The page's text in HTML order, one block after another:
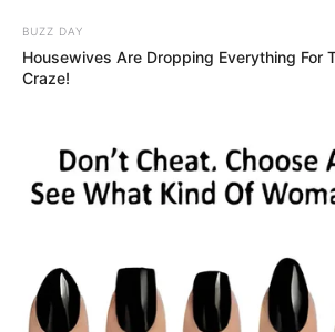
A Puskás Aréna egy estére az
középpontjává vált, a stadionban
Hirdetés
jelenléte protokollárisan is érthető.
megjelenése ezért önmagában nem
meglepő, az viszont, hogy
BUZZ DAY
Housewives Are Dropping Everything For
Craze!